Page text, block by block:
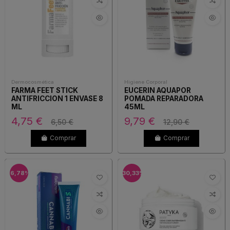
Dermocosmética
FARMA FEET STICK
ANTIFRICCION 1 ENVASE 8
ML
4,75 € 6,50 €
Comprar
Higiene Corporal
EUCERIN AQUAPOR
POMADA REPARADORA
45ML
9,79 € 12,90 €
Comprar
-6,78% -30,33%